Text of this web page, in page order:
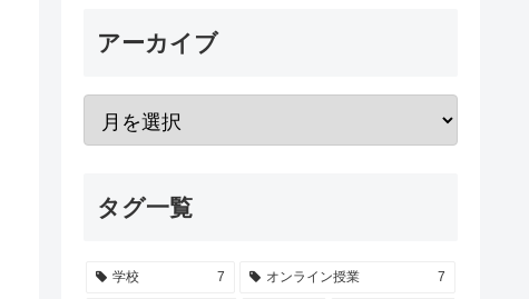
アーカイブ
タグ一覧
学校 7 オンライン授業 7